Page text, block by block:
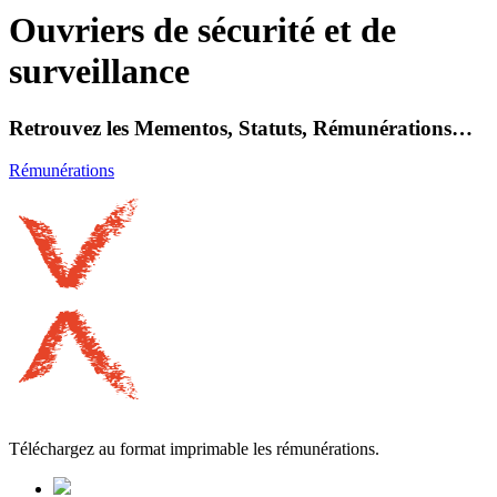
Ouvriers de sécurité et de
surveillance
Retrouvez les Mementos, Statuts, Rémunérations…
Rémunérations
Téléchargez au format imprimable les rémunérations.